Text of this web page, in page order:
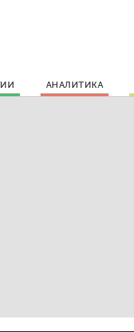
АНАЛИТИКА